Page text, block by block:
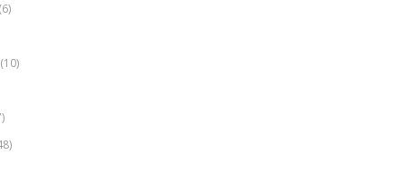
(10)